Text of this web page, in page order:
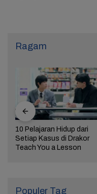
Ragam
10 Pelajaran Hidup dari
Setiap Kasus di Drakor
Teach You a Lesson
Populer Tag